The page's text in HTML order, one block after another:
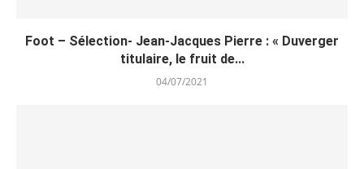
Foot – Sélection- Jean-Jacques Pierre : « Duverger
titulaire, le fruit de...
04/07/2021